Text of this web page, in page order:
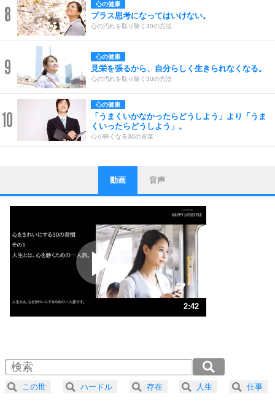
8 心の健康
プラス思考になってはいけない。
心の汚れを取り除く30の方法
9 心の健康
見栄を張るから、自分らしく生きられなくなる。
心の汚れを取り除く30の方法
10
心の健康
「うまくいかなかったらどうしよう」より「うま
くいったらどうしよう」。
心が軽くなる30の言葉
1
ストレス対策
他人と比べない。
いっそのこと、他人を見ない。
いらいらしない人になる30の方法
プラス思考
ポジティブになれない原因は、行動しないから。
ポジティブ思考になる30の方法
ストレス対策
人生、なんとかなるもの。
気楽に生きる30の方法
4 器の大きい人は、怒りを優しさで表現する。
動画 音声
2:42
2.0倍速 （318KB 1分21秒）
2.5倍速 （255KB 1分5秒）
3.0倍速 （212KB 54秒）
この世 ハードル 存在 人生 仕事